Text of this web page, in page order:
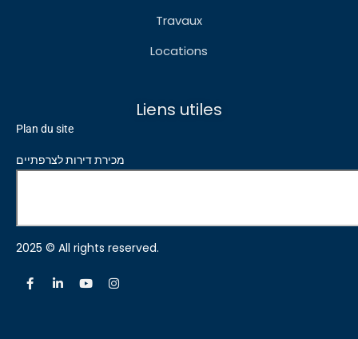
Travaux
Locations
Liens utiles
Plan du site
מכירת דירות לצרפתיים
2025 © All rights reserved.